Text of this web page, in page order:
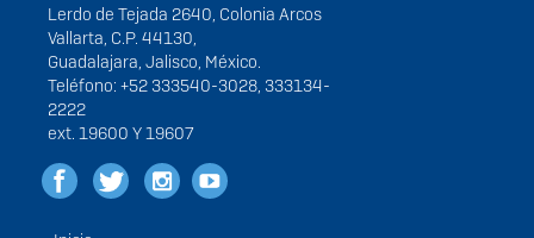
Lerdo de Tejada 2640, Colonia Arcos
Vallarta, C.P. 44130,
Guadalajara, Jalisco, México.
Teléfono: +52 333540-3028, 333134-
2222
ext. 19600 Y 19607